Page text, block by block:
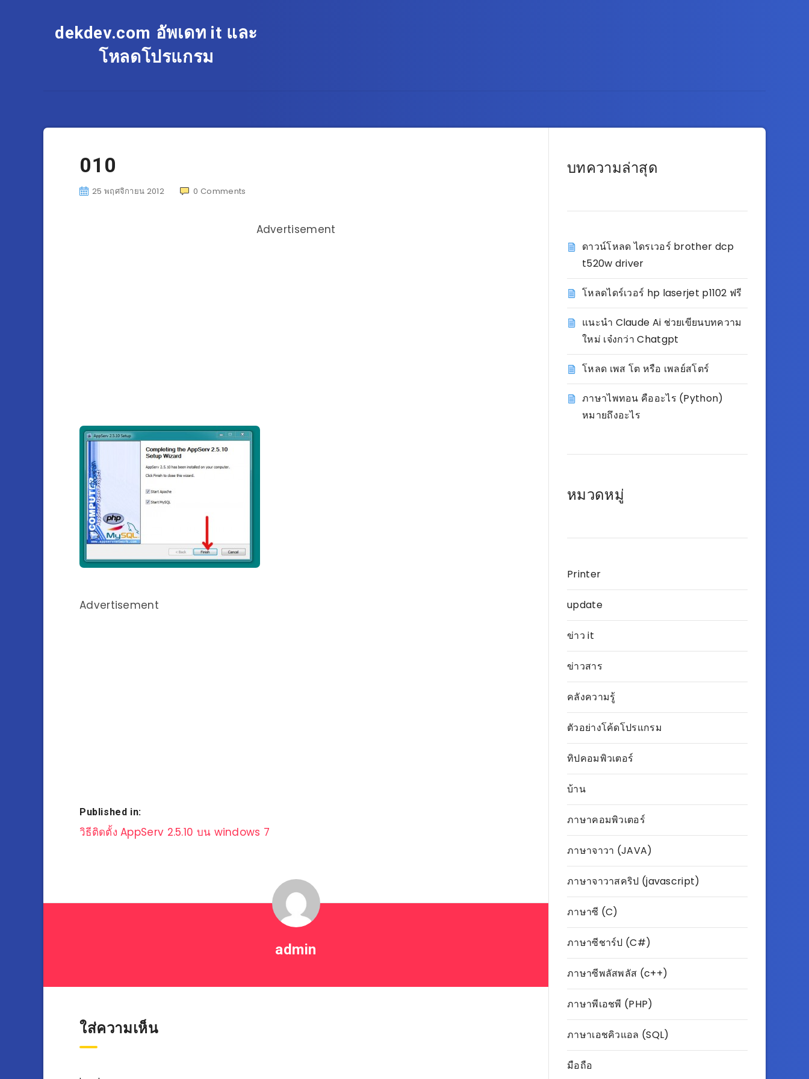
dekdev.com อัพเดท it และ
โหลดโปรแกรม
010
25 พฤศจิกายน 2012 0 Comments
Advertisement
Advertisement
Published in:
แนะแนว
วิธีติดตั้ง AppServ 2.5.10 บน windows 7
admin
ใส่ความเห็น
บทความล่าสุด
ดาวน์โหลด ไดรเวอร์ brother dcp
t520w driver
โหลดไดร์เวอร์ hp laserjet p1102 ฟรี
แนะนำ Claude Ai ช่วยเขียนบทความ
ใหม่ เจ๋งกว่า Chatgpt
โหลด เพส โต หรือ เพลย์สโตร์
ภาษาไพทอน คืออะไร (Python)
หมายถึงอะไร
หมวดหมู่
Printer
update
ข่าว it
ข่าวสาร
คลังความรู้
ตัวอย่างโค้ดโปรแกรม
ทิปคอมพิวเตอร์
บ้าน
ภาษาคอมพิวเตอร์
ภาษาจาวา (JAVA)
ภาษาจาวาสคริป (javascript)
ภาษาซี (C)
ภาษาซีชาร์ป (C#)
ภาษาซีพลัสพลัส (c++)
ภาษาพีเอชพี (PHP)
ภาษาเอชคิวแอล (SQL)
มือถือ